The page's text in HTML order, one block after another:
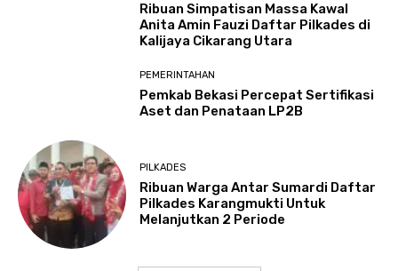
Ribuan Simpatisan Massa Kawal
Anita Amin Fauzi Daftar Pilkades di
Kalijaya Cikarang Utara
PEMERINTAHAN
Pemkab Bekasi Percepat Sertifikasi
Aset dan Penataan LP2B
PILKADES
Ribuan Warga Antar Sumardi Daftar
Pilkades Karangmukti Untuk
Melanjutkan 2 Periode